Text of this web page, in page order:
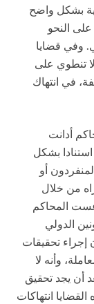
بشكل واضح
النحو
وفي قضايا
تنطوي على
في انتهاك
أدانت
بشكل
أو
من خلال
المحاكم
الدولي
إجراء تحقيقات
وأنه لا
أن يجد تحقيق
انتهاكات